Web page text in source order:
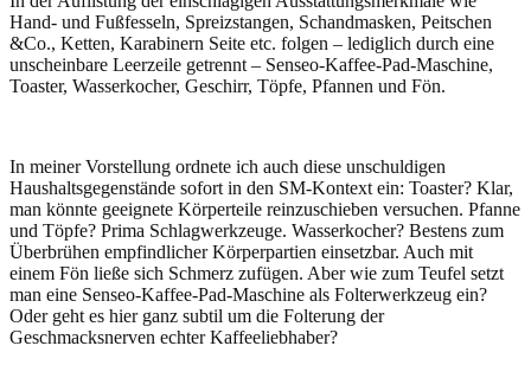
Hand- und Fußfesseln, Spreizstangen, Schandmasken, Peitschen
&Co., Ketten, Karabinern Seite etc. folgen – lediglich durch eine
unscheinbare Leerzeile getrennt – Senseo-Kaffee-Pad-Maschine,
Toaster, Wasserkocher, Geschirr, Töpfe, Pfannen und Fön.
In meiner Vorstellung ordnete ich auch diese unschuldigen
Haushaltsgegenstände sofort in den SM-Kontext ein: Toaster? Klar,
man könnte geeignete Körperteile reinzuschieben versuchen. Pfanne
und Töpfe? Prima Schlagwerkzeuge. Wasserkocher? Bestens zum
Überbrühen empfindlicher Körperpartien einsetzbar. Auch mit
einem Fön ließe sich Schmerz zufügen. Aber wie zum Teufel setzt
man eine Senseo-Kaffee-Pad-Maschine als Folterwerkzeug ein?
Oder geht es hier ganz subtil um die Folterung der
Geschmacksnerven echter Kaffeeliebhaber?